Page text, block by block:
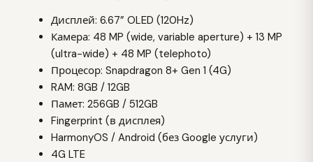
Дисплей: 6.67” OLED (120Hz)
Камера: 48 MP (wide, variable aperture) + 13 MP
(ultra-wide) + 48 MP (telephoto)
Процесор: Snapdragon 8+ Gen 1 (4G)
RAM: 8GB / 12GB
Памет: 256GB / 512GB
Fingerprint (в дисплея)
HarmonyOS / Android (без Google услуги)
4G LTE